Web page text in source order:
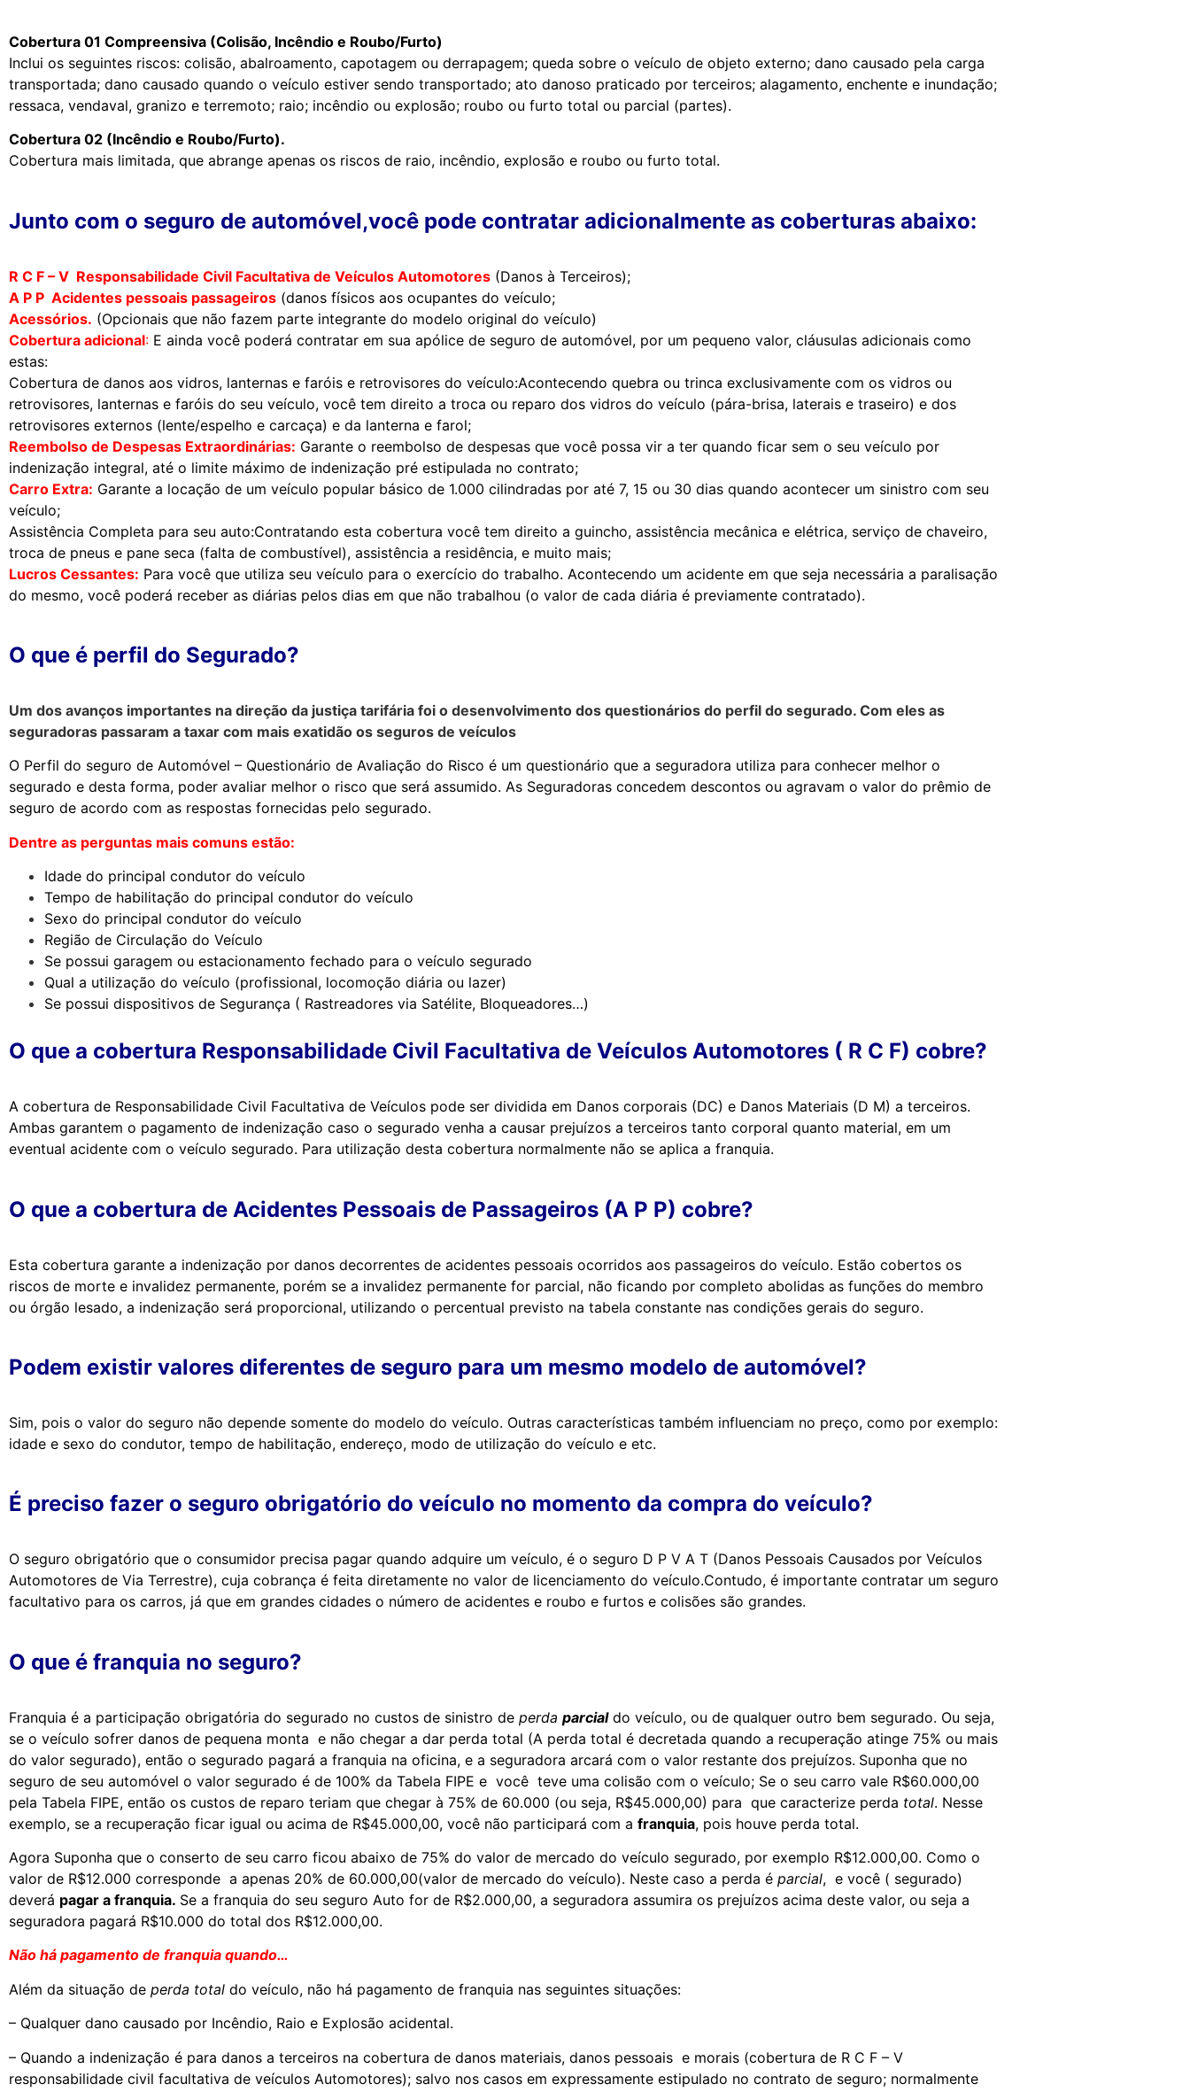
Cobertura 01 Compreensiva (Colisão, Incêndio e Roubo/Furto)
Inclui os seguintes riscos: colisão, abalroamento, capotagem ou derrapagem; queda sobre o veículo de objeto externo; dano causado pela carga
transportada; dano causado quando o veículo estiver sendo transportado; ato danoso praticado por terceiros; alagamento, enchente e inundação;
ressaca, vendaval, granizo e terremoto; raio; incêndio ou explosão; roubo ou furto total ou parcial (partes).
Cobertura 02 (Incêndio e Roubo/Furto).
Cobertura mais limitada, que abrange apenas os riscos de raio, incêndio, explosão e roubo ou furto total.
Junto com o seguro de automóvel,você pode contratar adicionalmente as coberturas abaixo:
R C F – V Responsabilidade Civil Facultativa de Veículos Automotores (Danos à Terceiros);
A P P Acidentes pessoais passageiros (danos físicos aos ocupantes do veículo;
Acessórios. (Opcionais que não fazem parte integrante do modelo original do veículo)
Cobertura adicional: E ainda você poderá contratar em sua apólice de seguro de automóvel, por um pequeno valor, cláusulas adicionais como
estas:
Cobertura de danos aos vidros, lanternas e faróis e retrovisores do veículo:Acontecendo quebra ou trinca exclusivamente com os vidros ou
retrovisores, lanternas e faróis do seu veículo, você tem direito a troca ou reparo dos vidros do veículo (pára-brisa, laterais e traseiro) e dos
retrovisores externos (lente/espelho e carcaça) e da lanterna e farol;
Reembolso de Despesas Extraordinárias: Garante o reembolso de despesas que você possa vir a ter quando ficar sem o seu veículo por
indenização integral, até o limite máximo de indenização pré estipulada no contrato;
Carro Extra: Garante a locação de um veículo popular básico de 1.000 cilindradas por até 7, 15 ou 30 dias quando acontecer um sinistro com seu
veículo;
Assistência Completa para seu auto:Contratando esta cobertura você tem direito a guincho, assistência mecânica e elétrica, serviço de chaveiro,
troca de pneus e pane seca (falta de combustível), assistência a residência, e muito mais;
Lucros Cessantes: Para você que utiliza seu veículo para o exercício do trabalho. Acontecendo um acidente em que seja necessária a paralisação
do mesmo, você poderá receber as diárias pelos dias em que não trabalhou (o valor de cada diária é previamente contratado).
O que é perfil do Segurado?
Um dos avanços importantes na direção da justiça tarifária foi o desenvolvimento dos questionários do perfil do segurado. Com eles as
seguradoras passaram a taxar com mais exatidão os seguros de veículos
O Perfil do seguro de Automóvel – Questionário de Avaliação do Risco é um questionário que a seguradora utiliza para conhecer melhor o
segurado e desta forma, poder avaliar melhor o risco que será assumido. As Seguradoras concedem descontos ou agravam o valor do prêmio de
seguro de acordo com as respostas fornecidas pelo segurado.
Dentre as perguntas mais comuns estão:
Idade do principal condutor do veículo
Tempo de habilitação do principal condutor do veículo
Sexo do principal condutor do veículo
Região de Circulação do Veículo
Se possui garagem ou estacionamento fechado para o veículo segurado
Qual a utilização do veículo (profissional, locomoção diária ou lazer)
Se possui dispositivos de Segurança ( Rastreadores via Satélite, Bloqueadores…)
O que a cobertura Responsabilidade Civil Facultativa de Veículos Automotores ( R C F) cobre?
A cobertura de Responsabilidade Civil Facultativa de Veículos pode ser dividida em Danos corporais (DC) e Danos Materiais (D M) a terceiros.
Ambas garantem o pagamento de indenização caso o segurado venha a causar prejuízos a terceiros tanto corporal quanto material, em um
eventual acidente com o veículo segurado. Para utilização desta cobertura normalmente não se aplica a franquia.
O que a cobertura de Acidentes Pessoais de Passageiros (A P P) cobre?
Esta cobertura garante a indenização por danos decorrentes de acidentes pessoais ocorridos aos passageiros do veículo. Estão cobertos os
riscos de morte e invalidez permanente, porém se a invalidez permanente for parcial, não ficando por completo abolidas as funções do membro
ou órgão lesado, a indenização será proporcional, utilizando o percentual previsto na tabela constante nas condições gerais do seguro.
Podem existir valores diferentes de seguro para um mesmo modelo de automóvel?
Sim, pois o valor do seguro não depende somente do modelo do veículo. Outras características também influenciam no preço, como por exemplo:
idade e sexo do condutor, tempo de habilitação, endereço, modo de utilização do veículo e etc.
É preciso fazer o seguro obrigatório do veículo no momento da compra do veículo?
O seguro obrigatório que o consumidor precisa pagar quando adquire um veículo, é o seguro D P V A T (Danos Pessoais Causados por Veículos
Automotores de Via Terrestre), cuja cobrança é feita diretamente no valor de licenciamento do veículo.Contudo, é importante contratar um seguro
facultativo para os carros, já que em grandes cidades o número de acidentes e roubo e furtos e colisões são grandes.
O que é franquia no seguro?
Franquia é a participação obrigatória do segurado no custos de sinistro de perda parcialdo veículo, ou de qualquer outro bem segurado. Ou seja,
se o veículo sofrer danos de pequena monta e não chegar a dar perda total (A perda total é decretada quando a recuperação atinge 75% ou mais
do valor segurado), então o segurado pagará a franquia na oficina, e a seguradora arcará com o valor restante dos prejuízos. Suponha que no
seguro de seu automóvel o valor segurado é de 100% da Tabela FIPE e você teve uma colisão com o veículo; Se o seu carro vale R$60.000,00
pela Tabela FIPE, então os custos de reparo teriam que chegar à 75% de 60.000 (ou seja, R$45.000,00) para que caracterize perda total. Nesse
exemplo, se a recuperação ficar igual ou acima de R$45.000,00, você não participará com a franquia, pois houve perda total.
Agora Suponha que o conserto de seu carro ficou abaixo de 75% do valor de mercado do veículo segurado, por exemplo R$12.000,00. Como o
valor de R$12.000 corresponde a apenas 20% de 60.000,00(valor de mercado do veículo). Neste caso a perda é parcial, e você ( segurado)
deverá pagar a franquia. Se a franquia do seu seguro Auto for de R$2.000,00, a seguradora assumira os prejuízos acima deste valor, ou seja a
seguradora pagará R$10.000 do total dos R$12.000,00.
Não há pagamento de franquia quando…
Além da situação de perda total do veículo, não há pagamento de franquia nas seguintes situações:
– Qualquer dano causado por Incêndio, Raio e Explosão acidental.
– Quando a indenização é para danos a terceiros na cobertura de danos materiais, danos pessoais e morais (cobertura de R C F – V
responsabilidade civil facultativa de veículos Automotores); salvo nos casos em expressamente estipulado no contrato de seguro; normalmente